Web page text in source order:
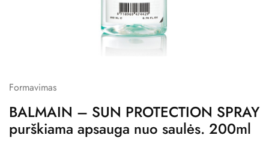
Formavimas
BALMAIN – SUN PROTECTION SPRAY
purškiama apsauga nuo saulės. 200ml